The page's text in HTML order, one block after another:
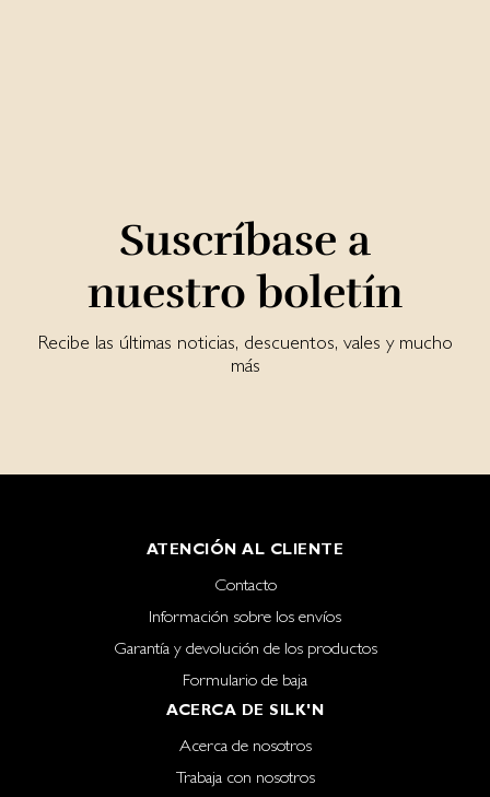
Suscríbase a
nuestro boletín
Recibe las últimas noticias, descuentos, vales y mucho
más
ATENCIÓN AL CLIENTE
Contacto
Información sobre los envíos
Garantía y devolución de los productos
Formulario de baja
ACERCA DE SILK'N
Acerca de nosotros
Trabaja con nosotros